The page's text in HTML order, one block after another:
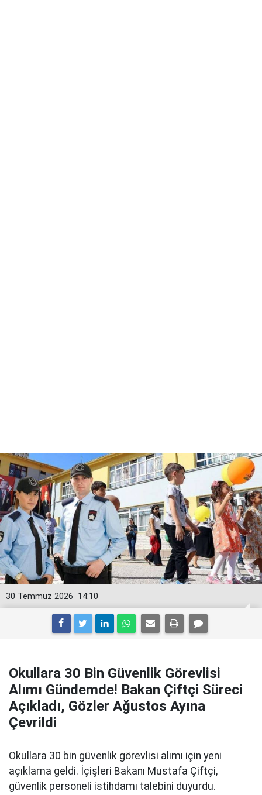
14:10
30 Temmuz 2026
Okullara 30 Bin Güvenlik Görevlisi
Alımı Gündemde! Bakan Çiftçi Süreci
Açıkladı, Gözler Ağustos Ayına
Çevrildi
Okullara 30 bin güvenlik görevlisi alımı için yeni
açıklama geldi. İçişleri Bakanı Mustafa Çiftçi,
güvenlik personeli istihdamı talebini duyurdu.